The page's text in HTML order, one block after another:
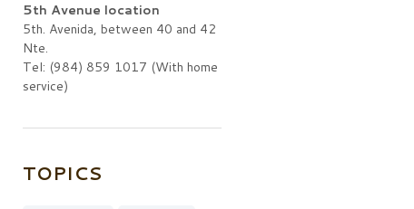
5th Avenue location
5th. Avenida, between 40 and 42
Nte.
Tel: (984) 859 1017 (With home
service)
TOPICS